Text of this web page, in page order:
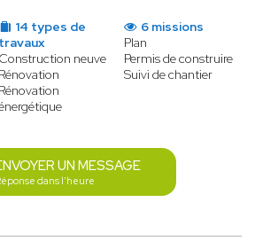
14 types de
travaux
Construction neuve
Rénovation
Rénovation
6 missions
Plan
Permis de construire
Suivi de chantier
UN MESSAGE
dans l'heure